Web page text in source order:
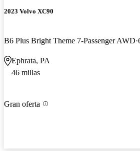
2023 Volvo XC90
B6 Plus Bright Theme 7-Passenger AWD
Ephrata, PA
46 millas
Gran oferta